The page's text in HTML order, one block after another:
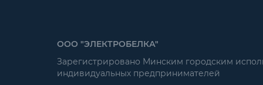
ООО "ЭЛЕКТРОБЕЛКА"
Зарегистрировано Минским городским
индивидуальных предпринимателей